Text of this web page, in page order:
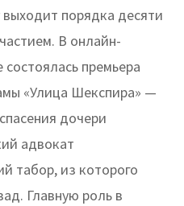
порядка десяти
В онлайн-
премьера
«Улица Шекспира» —
дочери
адвокат
табор, из которого
Главную роль в